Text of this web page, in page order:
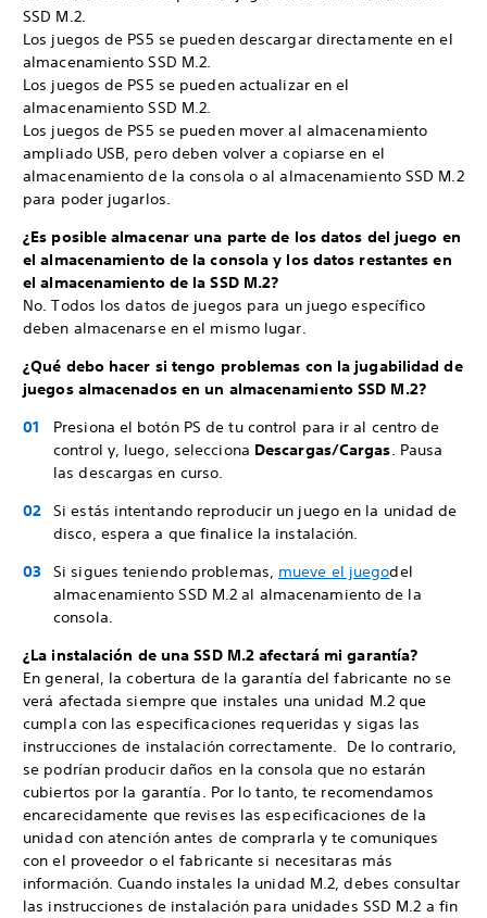
SSD M.2.
Los juegos de PS5 se pueden descargar directamente en el
almacenamiento SSD M.2.
Los juegos de PS5 se pueden actualizar en el
almacenamiento SSD M.2.
Los juegos de PS5 se pueden mover al almacenamiento
ampliado USB, pero deben volver a copiarse en el
almacenamiento de la consola o al almacenamiento SSD M.2
para poder jugarlos.
¿Es posible almacenar una parte de los datos del juego en
el almacenamiento de la consola y los datos restantes en
el almacenamiento de la SSD M.2?
No. Todos los datos de juegos para un juego específico
deben almacenarse en el mismo lugar.
¿Qué debo hacer si tengo problemas con la jugabilidad de
juegos almacenados en un almacenamiento SSD M.2?
Presiona el botón PS de tu control para ir al centro de
control y, luego, selecciona Descargas/Cargas. Pausa
las descargas en curso.
Si estás intentando reproducir un juego en la unidad de
disco, espera a que finalice la instalación.
Si sigues teniendo problemas, mueve el juegodel
almacenamiento SSD M.2 al almacenamiento de la
consola.
¿La instalación de una SSD M.2 afectará mi garantía?
En general, la cobertura de la garantía del fabricante no se
verá afectada siempre que instales una unidad M.2 que
cumpla con las especificaciones requeridas y sigas las
instrucciones de instalación correctamente. De lo contrario,
se podrían producir daños en la consola que no estarán
cubiertos por la garantía. Por lo tanto, te recomendamos
encarecidamente que revises las especificaciones de la
unidad con atención antes de comprarla y te comuniques
con el proveedor o el fabricante si necesitaras más
información. Cuando instales la unidad M.2, debes consultar
las instrucciones de instalación para unidades SSD M.2 a fin